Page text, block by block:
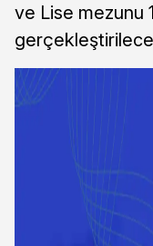
ve Lise mezunu